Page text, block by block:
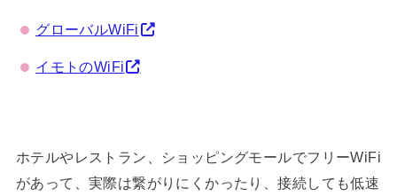
グローバルWiFi
イモトのWiFi
ホテルやレストラン、ショッピングモールでフリーWiFi
があって、実際は繋がりにくかったり、接続しても低速